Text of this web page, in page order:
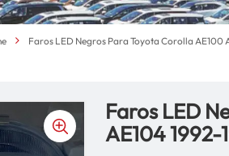
Faros LED Negros Para Toyota Corolla AE100
Faros LED
AE104